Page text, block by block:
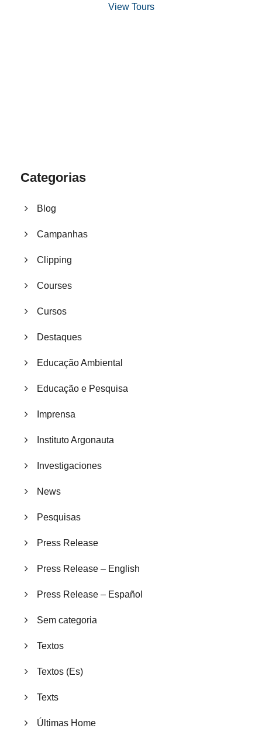
View Tours
Categorias
Blog
Campanhas
Clipping
Courses
Cursos
Destaques
Educação Ambiental
Educação e Pesquisa
Imprensa
Instituto Argonauta
Investigaciones
News
Pesquisas
Press Release
Press Release – English
Press Release – Español
Sem categoria
Textos
Textos (Es)
Texts
Últimas Home